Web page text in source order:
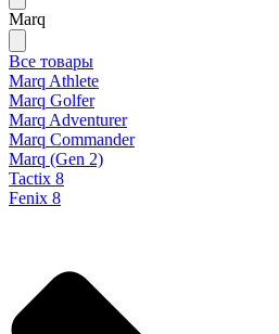
Marq
Все товары
Marq Athlete
Marq Golfer
Marq Adventurer
Marq Commander
Marq (Gen 2)
Tactix 8
Fenix 8